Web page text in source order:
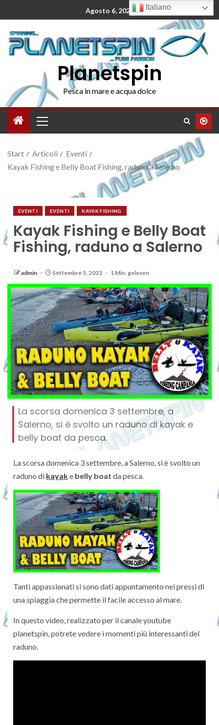
Agosto 6, 2026
Planetspin
Pesca in mare e acqua dolce
Start Articoli
Eventi
Kayak Fishing e Belly Boat Fishing, raduno a Salerno
EVENTI EVENTI KAYAK FISHING
Kayak Fishing e Belly Boat
Fishing, raduno a Salerno
admin Settembre 5, 2023 1 Min. gelesen
La scorsa domenica 3 settembre, a
Salerno, si è svolto un raduno di kayak e
belly boat da pesca.
La scorsa domenica 3 settembre, a Salerno, si è svolto un
raduno di kayake belly boat da pesca.
Tanti appassionati si sono dati appuntamento nei pressi di
una spiaggia che permette il facile accesso al mare.
In questo video, realizzato per il canale youtube
planetspin, potrete vedere i momenti più interessanti del
raduno.
Italiano